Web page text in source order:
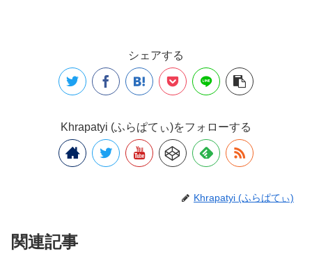
シェアする
Khrapatyi (ふらぱてぃ)をフォローする
Khrapatyi (ふらぱてぃ)
関連記事